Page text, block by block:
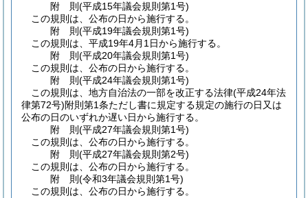
附 則(平成15年議会規則第1号)
この規則は、公布の日から施行する。
附 則(平成19年議会規則第1号)
この規則は、平成19年4月1日から施行する。
附 則(平成20年議会規則第1号)
この規則は、公布の日から施行する。
附 則(平成24年議会規則第1号)
この規則は、地方自治法の一部を改正する法律(平成24年法
律第72号)附則第1条ただし書に規定する規定の施行の日又は
公布の日のいずれか遅い日から施行する。
附 則(平成27年議会規則第1号)
この規則は、公布の日から施行する。
附 則(平成27年議会規則第2号)
この規則は、公布の日から施行する。
附 則(令和3年議会規則第1号)
この規則は、公布の日から施行する。